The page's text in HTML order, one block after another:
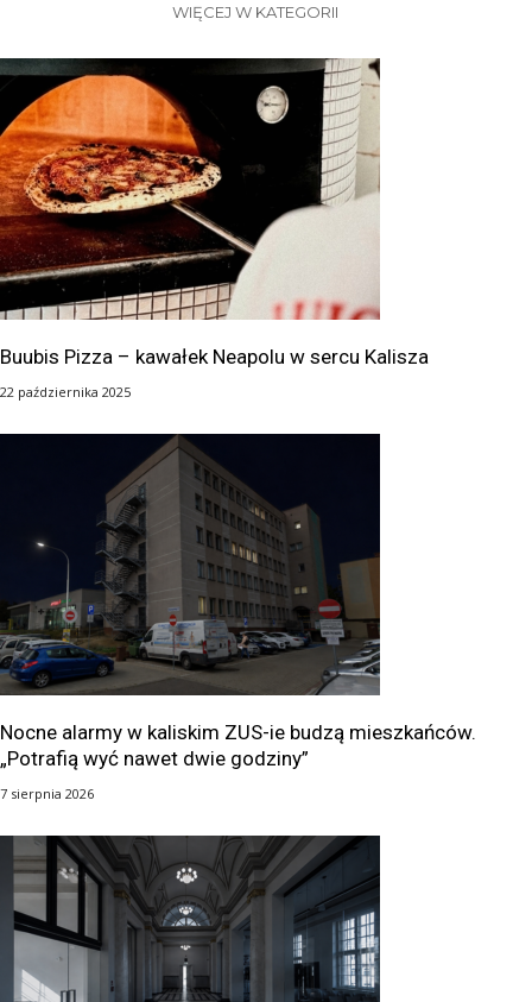
WIĘCEJ W KATEGORII
Buubis Pizza – kawałek Neapolu w sercu Kalisza
22 października 2025
Nocne alarmy w kaliskim ZUS-ie budzą mieszkańców.
„Potrafią wyć nawet dwie godziny”
7 sierpnia 2026